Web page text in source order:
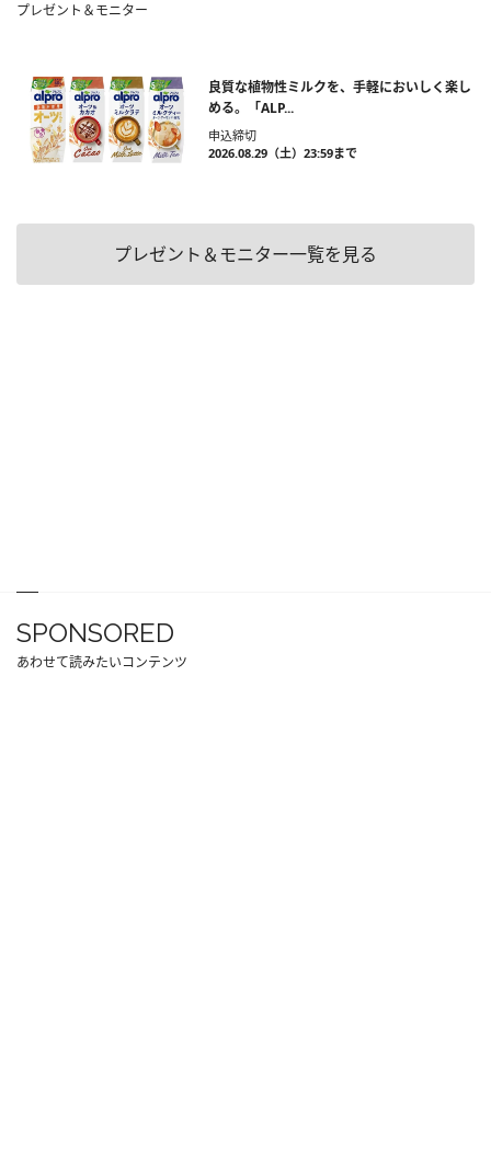
プレゼント＆モニター
良質な植物性ミルクを、手軽においしく楽し
める。「ALP...
申込締切
2026.08.29（土）23:59まで
プレゼント＆モニター一覧を見る
SPONSORED
あわせて読みたいコンテンツ